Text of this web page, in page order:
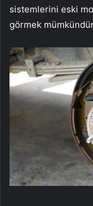
sistemlerini eski
görmek